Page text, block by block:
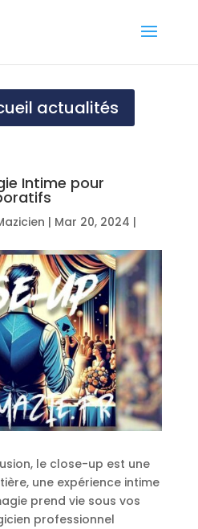
actualités
Intime pour
| Mar 20, 2024 |
le close-up est une
une expérience intime
prend vie sous vos
professionnel